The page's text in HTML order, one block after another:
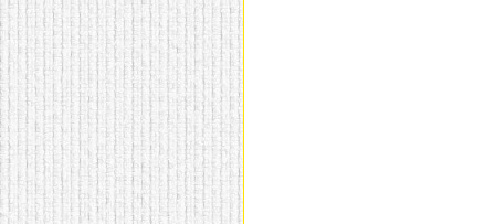
домашнем использовании.
Эта мебель имеет
некоторые преимущества
перед той же стенкой для
гостиной, к примеру,
поскольку она более
легкая и не загромождает
пространство. В спальне
этот предмет можно
поставить у изголовья
кровати, чтобы заполнить
пустующее там
место. Также стеллажи